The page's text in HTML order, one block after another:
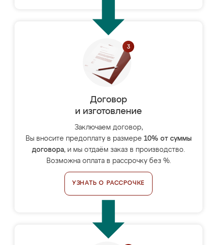
Договор
и изготовление
Заключаем договор,
Вы вносите предоплату в размере 10% от суммы
договора, и мы отдаём заказ в производство.
Возможна оплата в рассрочку без %.
УЗНАТЬ О РАССРОЧКЕ